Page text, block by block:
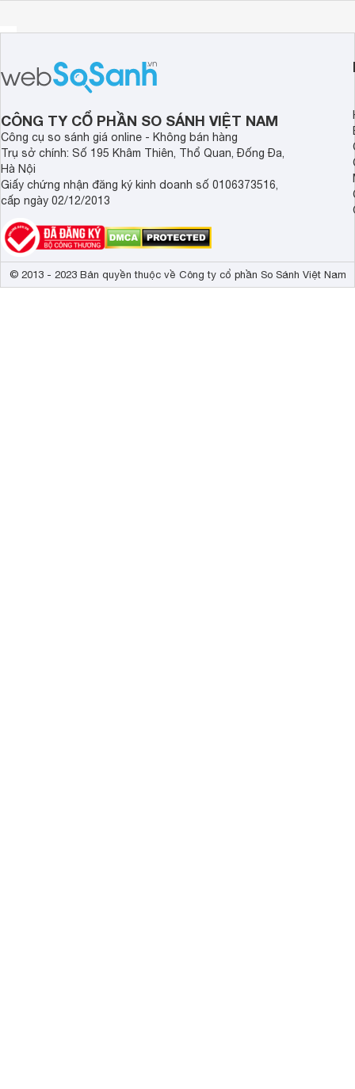
CÔNG TY CỔ PHẦN SO SÁNH VIỆT NAM
Công cụ so sánh giá online - Không bán hàng
Trụ sở chính: Số 195 Khâm Thiên, Thổ Quan, Đống Đa,
Hà Nội
Giấy chứng nhận đăng ký kinh doanh số 0106373516,
cấp ngày 02/12/2013
© 2013 - 2023 Bản quyền thuộc về Công ty cổ phần So Sánh Việt Nam